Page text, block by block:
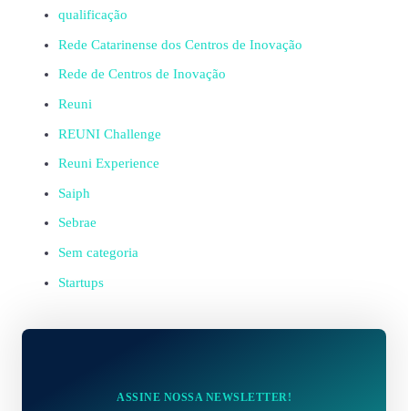
qualificação
Rede Catarinense dos Centros de Inovação
Rede de Centros de Inovação
Reuni
REUNI Challenge
Reuni Experience
Saiph
Sebrae
Sem categoria
Startups
ASSINE NOSSA NEWSLETTER!